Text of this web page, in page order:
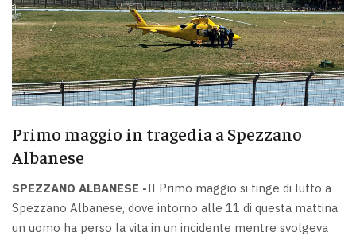
Primo maggio in tragedia a Spezzano
Albanese
SPEZZANO ALBANESE -Il Primo maggio si tinge di lutto a
Spezzano Albanese, dove intorno alle 11 di questa mattina
un uomo ha perso la vita in un incidente mentre svolgeva